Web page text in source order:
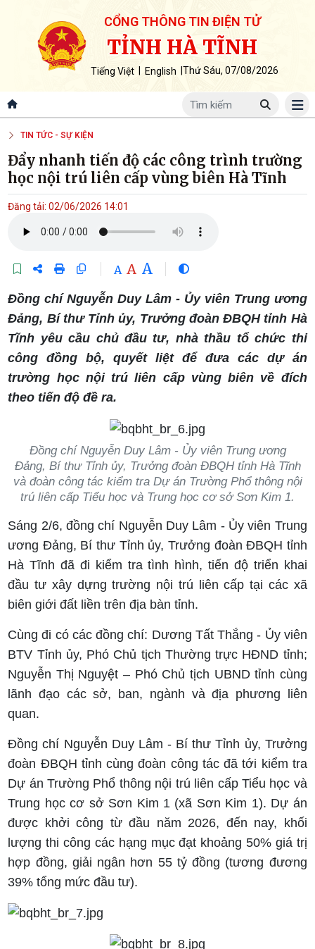
CỔNG THÔNG TIN ĐIỆN TỬ
TỈNH HÀ TĨNH
Tiếng Việt English Thứ Sáu, 07/08/2026
TIN TỨC - SỰ KIỆN
Đẩy nhanh tiến độ các công trình trường
học nội trú liên cấp vùng biên Hà Tĩnh
Đăng tải: 02/06/2026 14:01
A A A
Đồng chí Nguyễn Duy Lâm - Ủy viên Trung ương
Đảng, Bí thư Tỉnh ủy, Trưởng đoàn ĐBQH tỉnh Hà
Tĩnh yêu cầu chủ đầu tư, nhà thầu tổ chức thi
công đồng bộ, quyết liệt để đưa các dự án
trường học nội trú liên cấp vùng biên về đích
theo tiến độ đề ra.
Đồng chí Nguyễn Duy Lâm - Ủy viên Trung ương
Đảng, Bí thư Tỉnh ủy, Trưởng đoàn ĐBQH tỉnh Hà Tĩnh
và đoàn công tác kiểm tra Dự án Trường Phổ thông nội
trú liên cấp Tiểu học và Trung học cơ sở Sơn Kim 1.
Sáng 2/6, đồng chí Nguyễn Duy Lâm - Ủy viên Trung
ương Đảng, Bí thư Tỉnh ủy, Trưởng đoàn ĐBQH tỉnh
Hà Tĩnh đã đi kiểm tra tình hình, tiến độ triển khai
đầu tư xây dựng trường nội trú liên cấp tại các xã
biên giới đất liền trên địa bàn tỉnh.
Cùng đi có các đồng chí: Dương Tất Thắng - Ủy viên
BTV Tỉnh ủy, Phó Chủ tịch Thường trực HĐND tỉnh;
Nguyễn Thị Nguyệt – Phó Chủ tịch UBND tỉnh cùng
lãnh đạo các sở, ban, ngành và địa phương liên
quan.
Đồng chí Nguyễn Duy Lâm - Bí thư Tỉnh ủy, Trưởng
đoàn ĐBQH tỉnh cùng đoàn công tác đã tới kiểm tra
Dự án Trường Phổ thông nội trú liên cấp Tiểu học và
Trung học cơ sở Sơn Kim 1 (xã Sơn Kim 1). Dự án
được khởi công từ đầu năm 2026, đến nay, khối
lượng thi công các hạng mục đạt khoảng 50% giá trị
hợp đồng, giải ngân hơn 55 tỷ đồng (tương đương
39% tổng mức đầu tư).